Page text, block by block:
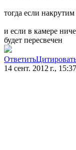
тогда если
и если в камере
будет пересвечен
Ответить
14 сент. 2012 г.,